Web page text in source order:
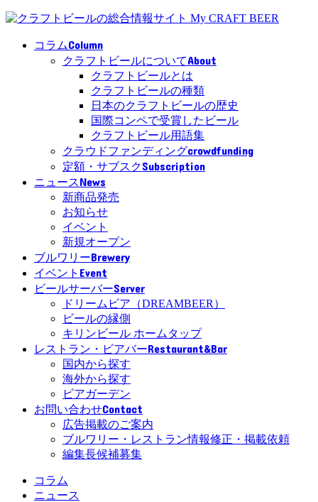
コラムColumn
クラフトビールについてAbout
クラフトビールとは
クラフトビールの種類
日本のクラフトビールの歴史
国際コンペで受賞したビール
クラフトビール用語集
クラウドファンディングcrowdfunding
定額・サブスクSubscription
ニュースNews
新商品発売
お知らせ
イベント
新規オープン
ブルワリーBrewery
イベント Event
ビールサーバーServer
ドリームビア（DREAMBEER）
ビールの縁側
キリンビール ホームタップ
レストラン・ビアバーRestaurant&Bar
国内から探す
海外から探す
ビアガーデン
お問い合わせContact
広告掲載のご案内
ブルワリー・レストラン情報修正・掲載依頼
編集長候補募集
コラム
ニュース